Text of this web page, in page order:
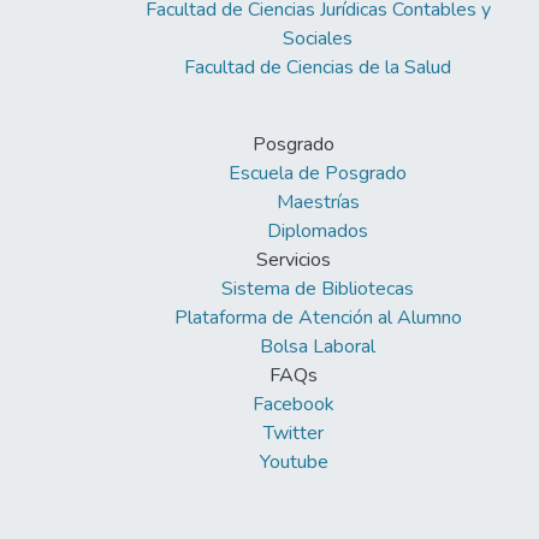
conclusión que el sistema de agua potable,
saneamiento básico de la localidad de
Laccaicca es sostenible, pero no en su
compatibilidad técnica del sistema para un
tiempo de 20 años más, dando como
resultado la cobertura de agua potable,
implementación de ciertos componentes y
el cambio parcial del saneamiento básico.
Facultad de Ciencias Jurídicas Contables y
Sociales
Facultad de Ciencias de la Salud
Posgrado
Escuela de Posgrado
Maestrías
Diplomados
Servicios
Sistema de Bibliotecas
Plataforma de Atención al Alumno
Bolsa Laboral
FAQs
Facebook
Twitter
Youtube